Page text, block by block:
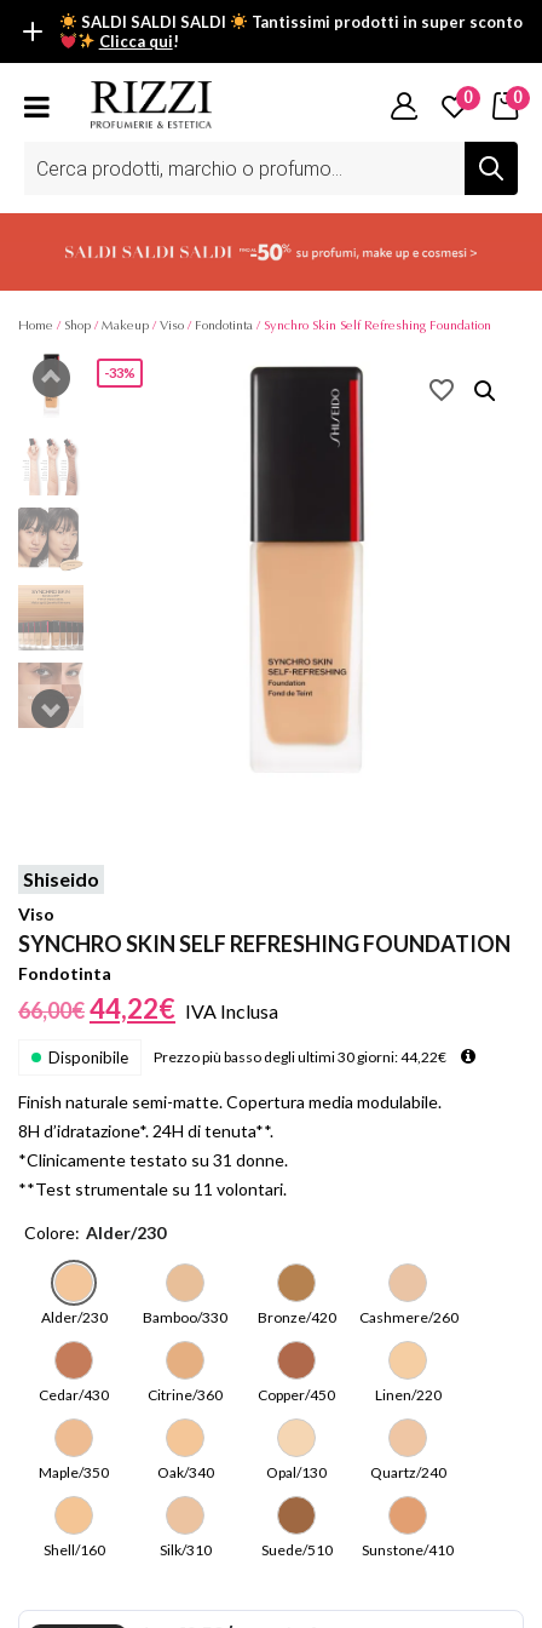
SALDI SALDI SALDI
Tantissimi prodotti in super sconto
Clicca qui!
SALDI SALDI SALDI
Fino al -50% su tantissimi prodotti beauty nella sezione saldi: il
Scopri tutti i prodotti in super saldo!Clicca qui
prodotti
0 0
Home / Shop / Makeup / Viso / Fondotinta / Synchro Skin Self Refreshing Foundation
-33%
Shiseido
Viso
SYNCHRO SKIN SELF REFRESHING FOUNDATION
Fondotinta
66,00€44,22€ IVA Inclusa
Disponibile Prezzo più basso degli ultimi 30 giorni:44,22€
Finish naturale semi-matte. Copertura media modulabile.
8H d’idratazione*. 24H di tenuta**.
*Clinicamente testato su 31 donne.
**Test strumentale su 11 volontari.
Colore Alder/230
Alder/230 Bamboo/330 Bronze/420 Cashmere/260
Cedar/430 Citrine/360 Copper/450 Linen/220
Maple/350 Oak/340 Opal/130 Quartz/240
Shell/160 Silk/310 Suede/510 Sunstone/410